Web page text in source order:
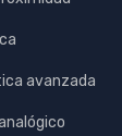
avanzada